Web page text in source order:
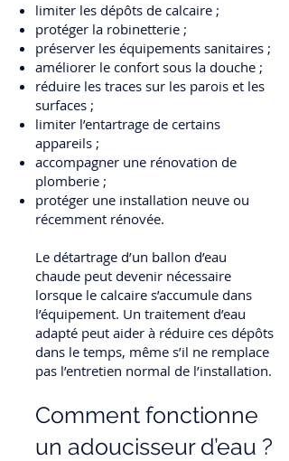
limiter les dépôts de calcaire ;
protéger la robinetterie ;
préserver les équipements sanitaires ;
améliorer le confort sous la douche ;
réduire les traces sur les parois et les
surfaces ;
limiter l’entartrage de certains
appareils ;
accompagner une rénovation de
plomberie ;
protéger une installation neuve ou
récemment rénovée.
Le détartrage d’un ballon d’eau
chaude peut devenir nécessaire
lorsque le calcaire s’accumule dans
l’équipement. Un traitement d’eau
adapté peut aider à réduire ces dépôts
dans le temps, même s’il ne remplace
pas l’entretien normal de l’installation.
Comment fonctionne
un adoucisseur d’eau ?